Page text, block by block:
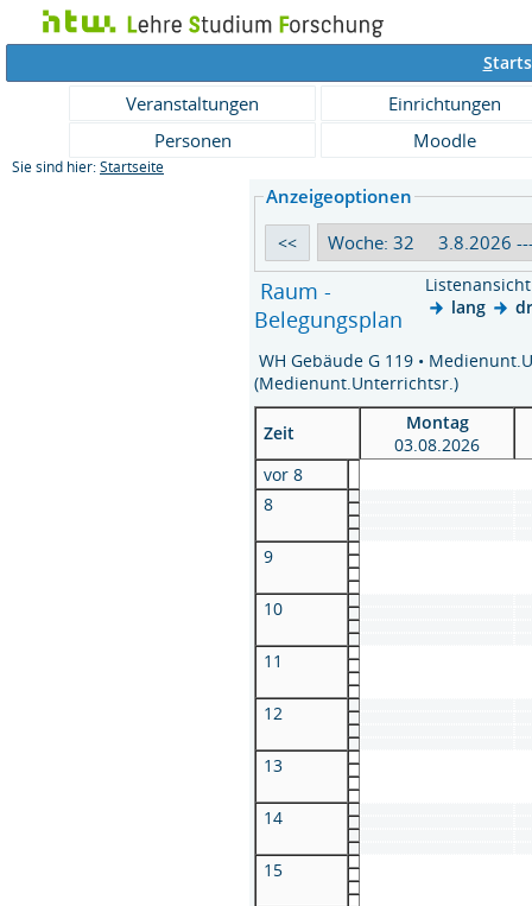
S
Veranstaltungen
Einrichtungen
Personen
Moodle
Sie sind hier: Startseite
Anzeigeoptionen
Raum -
Belegungsplan
lang
WH Gebäude G 119 •
(Medienunt.Unterrichtsr.)
Zeit
Montag
03.08.2026
vor 8
8
9
10
11
12
13
14
15